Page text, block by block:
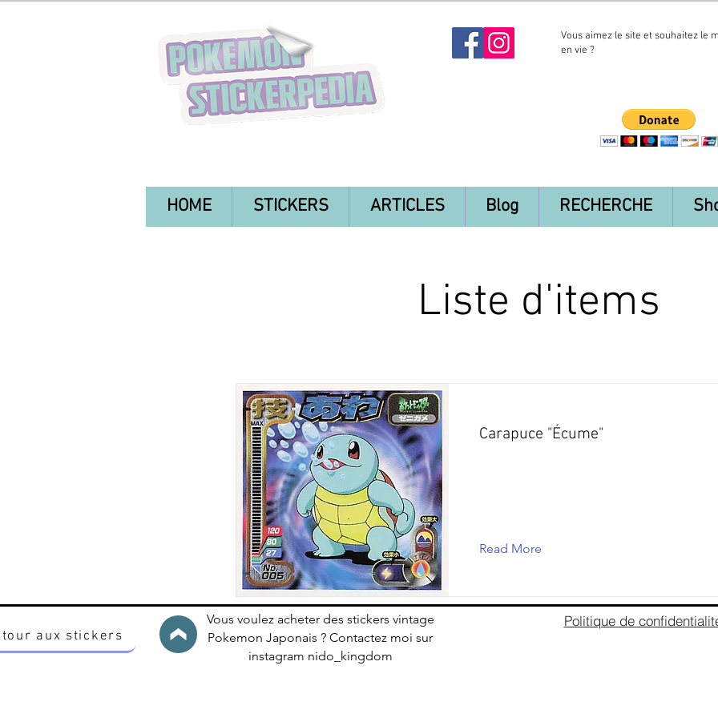
Vous aimez le site et souhaitez le
en vie ?
HOME STICKERS ARTICLES Blog RECHERCHE
Liste d'items
Carapuce "Écume"
Read More
aux stickers
Vous voulez acheter des stickers vintage
Pokemon Japonais ? Contactez moi sur
instagram nido_kingdom
Politique de